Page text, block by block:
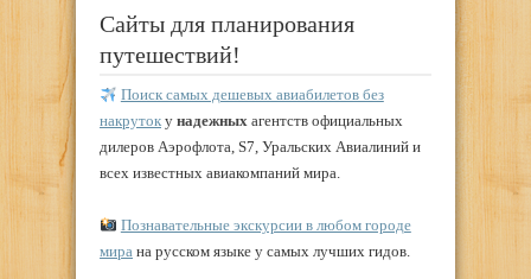
Сайты для планирования
путешествий!
Поиск самых дешевых авиабилетов без
накруток у надежных агентств официальных
дилеров Аэрофлота, S7, Уральских Авиалиний и
всех известных авиакомпаний мира.
Познавательные экскурсии в любом городе
мира на русском языке у самых лучших гидов.